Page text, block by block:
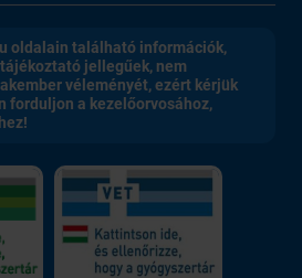
oldalain található információk,
jellegűek, nem
véleményét, ezért kérjük
forduljon a kezelőorvosához,